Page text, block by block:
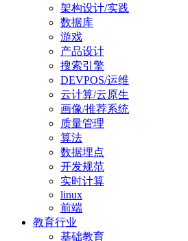
架构设计/实践
数据库
游戏
产品设计
搜索引擎
DEVPOS/运维
云计算/云原生
画像/推荐系统
质量管理
算法
数据埋点
开发规范
实时计算
linux
前端
教育行业
基础教育